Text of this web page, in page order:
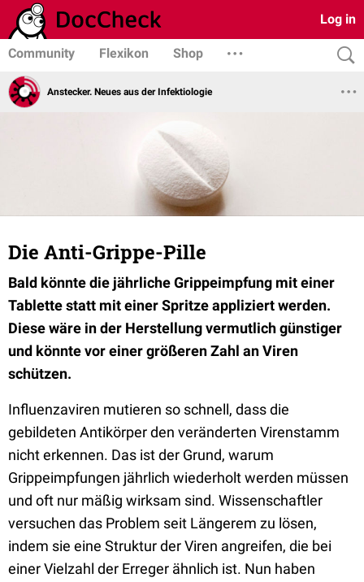
Log in
Community Flexikon Shop
Anstecker. Neues aus der Infektiologie
Die Anti-Grippe-Pille
Bald könnte die jährliche Grippeimpfung mit einer
Tablette statt mit einer Spritze appliziert werden.
Diese wäre in der Herstellung vermutlich günstiger
und könnte vor einer größeren Zahl an Viren
schützen.
Influenzaviren mutieren so schnell, dass die
gebildeten Antikörper den veränderten Virenstamm
nicht erkennen. Das ist der Grund, warum
Grippeimpfungen jährlich wiederholt werden müssen
und oft nur mäßig wirksam sind. Wissenschaftler
versuchen das Problem seit Längerem zu lösen,
indem sie eine Struktur der Viren angreifen, die bei
einer Vielzahl der Erreger ähnlich ist. Nun haben